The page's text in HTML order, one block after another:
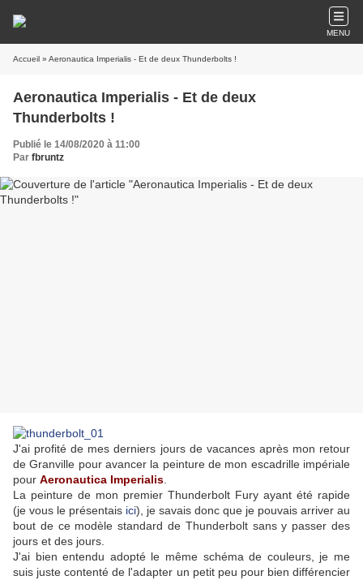
MENU
Accueil » Aeronautica Imperialis - Et de deux Thunderbolts !
Aeronautica Imperialis - Et de deux
Thunderbolts !
Publié le 14/08/2020 à 11:00
Par fbruntz
J'ai profité de mes derniers jours de vacances après mon retour
de Granville pour avancer la peinture de mon escadrille impériale
pour Aeronautica Imperialis
La peinture de mon premier Thunderbolt Fury ayant été rapide
(je vous le présentais ici), je savais donc que je pouvais arriver au
bout de ce modèle standard de Thunderbolt sans y passer des
jours et des jours.
J'ai bien entendu adopté le même schéma de couleurs, je me
suis juste contenté de l'adapter un petit peu pour bien différencier